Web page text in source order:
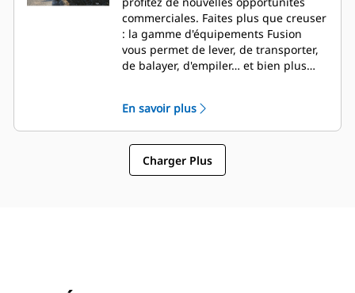
commerciales. Faites plus que creuser
: la gamme d'équipements Fusion
vous permet de lever, de transporter,
de balayer, d'empiler… et bien plus
En savoir plus
Charger Plus